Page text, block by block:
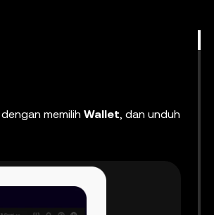
memilih Wallet, dan unduh